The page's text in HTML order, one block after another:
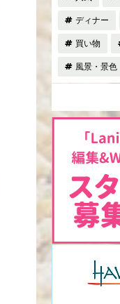
ディナー
買い物
風景・景色